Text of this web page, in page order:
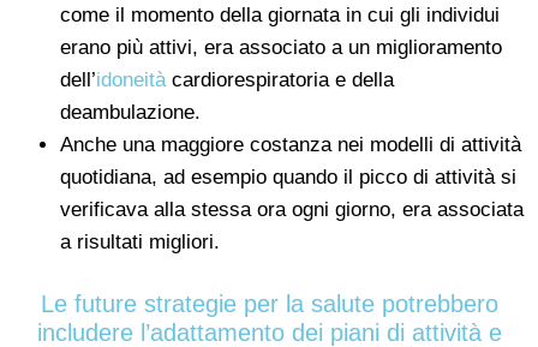
come il momento della giornata in cui gli individui
erano più attivi, era associato a un miglioramento
dell’idoneitàcardiorespiratoria e della
deambulazione.
Anche una maggiore costanza nei modelli di attività
quotidiana, ad esempio quando il picco di attività si
verificava alla stessa ora ogni giorno, era associata
a risultati migliori.
Le future strategie per la salute potrebbero
includere l’adattamento dei piani di attività e